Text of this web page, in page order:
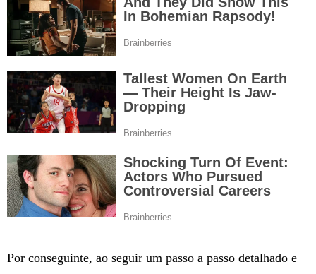
Por conseguinte, ao seguir um passo a passo detalhado e